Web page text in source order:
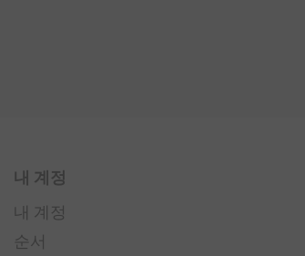
내 계정
내 계정
순서